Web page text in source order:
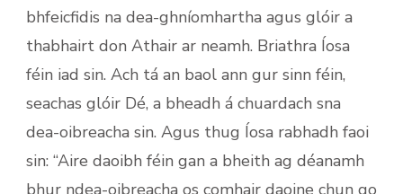
bhfeicfidis na dea-ghníomhartha agus glóir a
thabhairt don Athair ar neamh. Briathra Íosa
féin iad sin. Ach tá an baol ann gur sinn féin,
seachas glóir Dé, a bheadh á chuardach sna
dea-oibreacha sin. Agus thug Íosa rabhadh faoi
sin: “Aire daoibh féin gan a bheith ag déanamh
bhur ndea-oibreacha os comhair daoine chun go